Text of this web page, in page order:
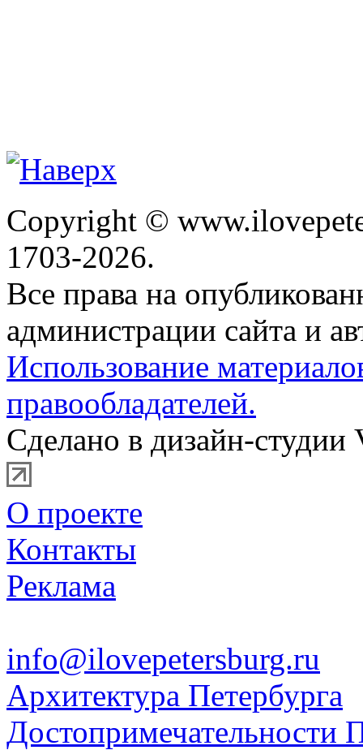
Copyright ©
1703-2026.
Все права на
администрации сайта и
Использование
правообладателей.
Сделано в дизайн-студии
О проекте
Контакты
Реклама
info@ilovepetersburg.ru
Архитектура Петербурга
Достопримечательности